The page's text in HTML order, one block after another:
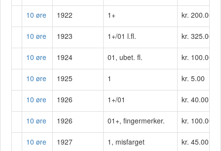
10 øre 1922 1+ kr. 200.00
10 øre 1923 1+/01 l.fl. kr. 325.00
10 øre 1924 01, ubet. fl. kr. 100.00
10 øre 1925 1 kr. 5.00
10 øre 1926 1+/01 kr. 40.00
10 øre 1926 01+, fingermerker. kr. 100.00
10 øre 1927 1, misfarget kr. 45.00